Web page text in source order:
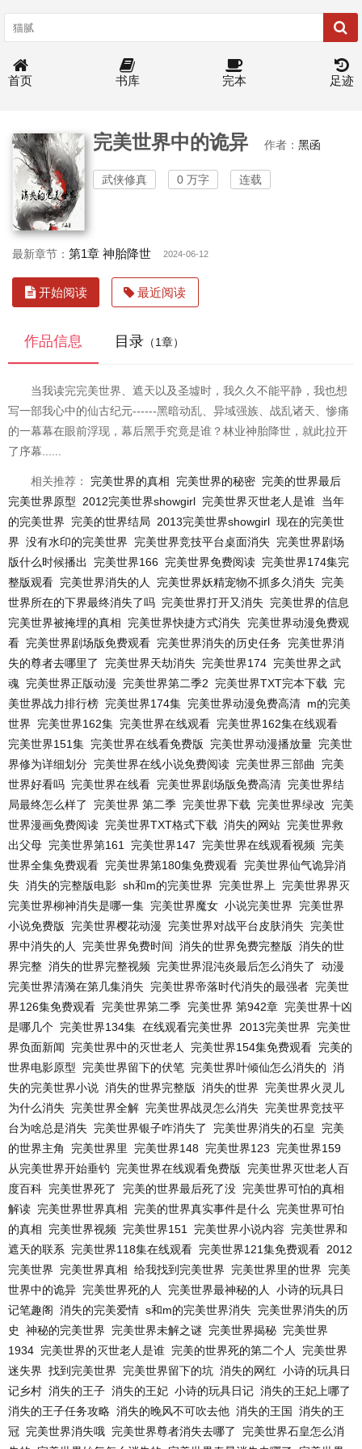
首页 书库 完本 足迹
完美世界中的诡异 作者： 黑函
武侠修真 0 万字 连载
最新章节： 第1章 神胎降世 2024-06-12
开始阅读 最近阅读
作品信息 目录 （1章）
当我读完完美世界、遮天以及圣墟时，我久久不能平静，我也想
写一部我心中的仙古纪元------黑暗动乱、异域强族、战乱诸天、惨痛
的一幕幕在眼前浮现，幕后黑手究竟是谁？林业神胎降世，就此拉开
了序幕......
相关推荐： 完美世界的真相 完美世界的秘密 完美的世界最后
完美世界原型
2012完美世界showgirl 完美世界灭世老人是谁 当年
的完美世界
完美的世界结局 2013完美世界showgirl 现在的完美世
界 没有水印的完美世界 完美世界竞技平台桌面消失
完美世界剧场
版什么时候播出
完美世界166 完美世界免费阅读 完美世界174集完
整版观看 完美世界消失的人 完美世界妖精宠物不抓多久消失
完美
世界所在的下界最终消失了吗 完美世界打开又消失
完美世界的信息
完美世界被掩埋的真相
完美世界快捷方式消失
完美世界动漫免费观
看 完美世界剧场版免费观看 完美世界消失的历史任务
完美世界消
失的尊者去哪里了
完美世界天劫消失 完美世界174 完美世界之武
魂 完美世界正版动漫 完美世界第二季2 完美世界TXT完本下载
完
美世界战力排行榜 完美世界174集 完美世界动漫免费高清 m的完美
世界
完美世界162集 完美世界在线观看 完美世界162集在线观看
完美世界151集 完美世界在线看免费版 完美世界动漫播放量 完美世
界修为详细划分 完美世界在线小说免费阅读 完美世界三部曲
完美
世界好看吗 完美世界在线看 完美世界剧场版免费高清 完美世界结
局最终怎么样了
完美世界 第二季 完美世界下载 完美世界绿改
完美
世界漫画免费阅读 完美世界TXT格式下载 消失的网站 完美世界救
出父母 完美世界第161 完美世界147 完美世界在线观看视频 完美
世界全集免费观看 完美世界第180集免费观看 完美世界仙气诡异消
失 消失的完整版电影 sh和m的完美世界 完美世界上
完美世界界灭
完美世界柳神消失是哪一集 完美世界魔女 小说完美世界
完美世界
小说免费版
完美世界樱花动漫 完美世界对战平台皮肤消失
完美世
界中消失的人
完美世界免费时间 消失的世界免费完整版 消失的世
界完整 消失的世界完整视频 完美世界混沌炎最后怎么消失了
动漫
完美世界清漪在第几集消失
完美世界帝落时代消失的最强者 完美世
界126集免费观看 完美世界第二季 完美世界 第942章 完美世界十凶
是哪几个 完美世界134集 在线观看完美世界 2013完美世界
完美世
界负面新闻
完美世界中的灭世老人 完美世界154集免费观看 完美的
世界电影原型
完美世界留下的伏笔 完美世界叶倾仙怎么消失的 消
失的完美世界小说 消失的世界完整版 消失的世界
完美世界火灵儿
为什么消失
完美世界全解 完美世界战灵怎么消失
完美世界竞技平
台为啥总是消失
完美世界银子咋消失了 完美世界消失的石皇
完美
的世界主角
完美世界里 完美世界148 完美世界123
完美世界159
从完美世界开始垂钓
完美世界在线观看免费版
完美世界灭世老人百
度百科 完美世界死了 完美的世界最后死了没 完美世界可怕的真相
解读 完美世界世界真相 完美的世界真实事件是什么
完美世界可怕
的真相
完美世界视频 完美世界151 完美世界小说内容
完美世界和
遮天的联系
完美世界118集在线观看 完美世界121集免费观看 2012
完美世界
完美世界真相 给我找到完美世界 完美世界里的世界
完美
世界中的诡异 完美世界死的人 完美世界最神秘的人
小诗的玩具日
记笔趣阁 消失的完美爱情 s和m的完美世界消失
完美世界消失的历
史
神秘的完美世界 完美世界未解之谜 完美世界揭秘 完美世界
1934 完美世界的灭世老人是谁 完美的世界死的第二个人
完美世界
迷失界 找到完美世界 完美世界留下的坑 消失的网红 小诗的玩具日
记乡村 消失的王子 消失的王妃 小诗的玩具日记 消失的王妃上哪了
消失的王子任务攻略 消失的晚风不可吹去他 消失的王国
消失的王
冠 完美世界消失哦 完美世界尊者消失去哪了
完美世界石皇怎么消